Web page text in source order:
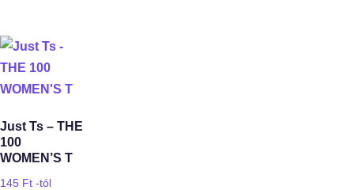
Just Ts – THE
100
WOMEN’S T
145 Ft -tól